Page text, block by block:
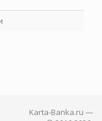
Karta-Banka.ru —